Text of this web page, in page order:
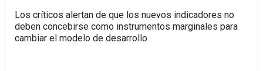
Los críticos alertan de que los nuevos indicadores no
deben concebirse como instrumentos marginales para
cambiar el modelo de desarrollo